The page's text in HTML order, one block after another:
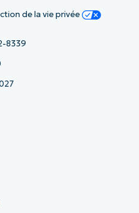
de la vie privée
8339